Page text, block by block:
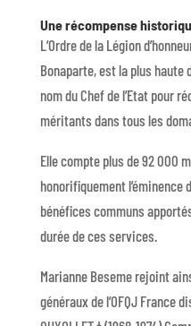
Une récompense
L’Ordre de la Légion
Bonaparte, est la plus
nom du Chef de l’Etat pour
méritants dans tous les
Elle compte plus de 92 000
honorifiquement l’éminence
bénéfices communs
durée de ces services.
Marianne Beseme rejoint
généraux de l’OFQJ France